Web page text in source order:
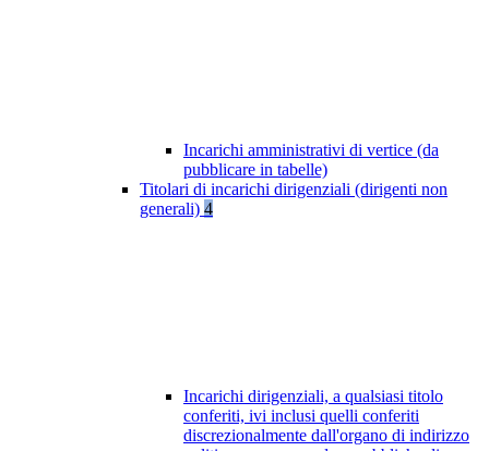
Incarichi amministrativi di vertice (da
pubblicare in tabelle)
Titolari di incarichi dirigenziali (dirigenti non
generali) 4
Incarichi dirigenziali, a qualsiasi titolo
conferiti, ivi inclusi quelli conferiti
discrezionalmente dall'organo di indirizzo